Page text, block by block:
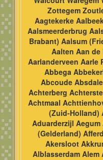
Zottegem
Aagtekerke
Aalsmeerderbrug
Brabant) Aalsum
Aalten Aan
Aarlanderveen Aarle
Abbega
Abcoude
Achterberg
Achtmaal
(Zuid-Holland)
Aduarderzijl
(Gelderland)
Akersloot
Alblasserdam Alem